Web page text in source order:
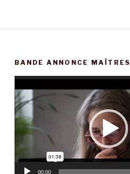
BANDE ANNONCE MAÎTRES
Lecteur
vidéo
00:00